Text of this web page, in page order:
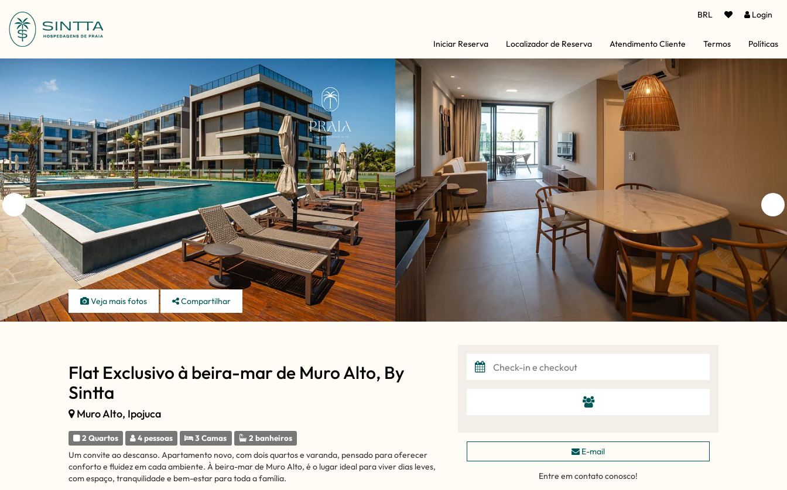
BRL Login
Iniciar Reserva Localizador de Reserva Atendimento Cliente Termos Políticas
Veja mais fotos Compartilhar
Flat Exclusivo à beira-mar de Muro Alto, By
Sintta
Muro Alto, Ipojuca
2 Quartos 4 pessoas 3 Camas
2 banheiros
Um convite ao descanso. Apartamento novo, com dois quartos e varanda, pensado para oferecer
conforto e fluidez em cada ambiente. À beira-mar de Muro Alto, é o lugar ideal para viver dias leves,
com espaço, tranquilidade e bem-estar para toda a família.
E-mail
Entre em contato conosco!